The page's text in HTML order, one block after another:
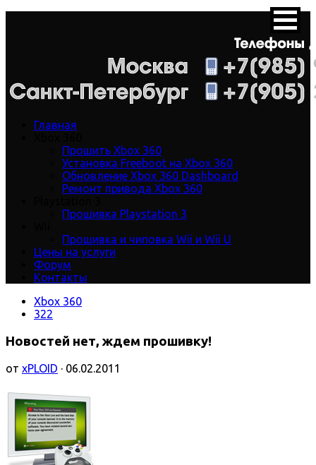
Главная
Прошить Xbox 360
Установка Freeboot на Xbox 360
Обновление Xbox 360 Dashboard
Ремонт привода Xbox 360
Прошивка Playstation 3
Прошивка и чиповка Wii и Wii U
Цены на услуги
Форум
Контакты
Xbox 360
322
Новостей нет, ждем прошивку!
от xPLOID · 06.02.2011